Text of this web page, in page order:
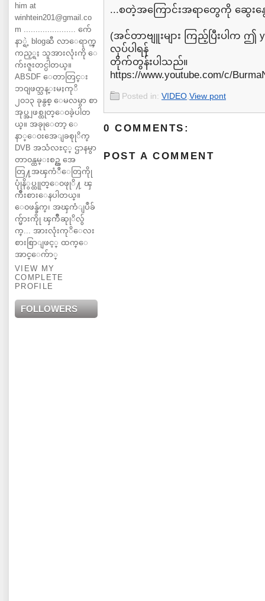
him at
winhtein201@gmail.co
m ...................... က်ေ
နာ္ရဲ့ blogဆီ လာေရာက္ၾ
ကည့္ရႈ သူအားလုံးကို ေ
က်းဇူးတင္ပါတယ္။
ABSDF ေတာတြင္း
ဘ၀ျဖတ္သန္းမႈကုိ
၂၀၁၃ ခုနွစ္ ေမလမွာ စာ
အုပ္အျဖစ္ထုတ္ေ၀ခဲ့ပါတ
ယ္။ အခုုေတာ့ ေ
နာ္ေ၀းအေျခစုုိက္
DVB အသံလႊင့္ ဌာနမွာ
တာ၀န္ထမ္းစဥ္က အေ
တြ႔အၾကံဳေတြကိုု
ပုုံနိွပ္ထုုတ္ေ၀ဖုုိ႔ ၾ
ကိဳးစားေနပါတယ္။
ေ၀ဖန္ခ်က္၊ အၾကံျပဳခ်
က္မ်ားကိုု ၾကိဳဆုုိလ်ွ
က္... အားလုံးကုိေလး
စားစြာျဖင့္ ထက္ေ
အာင္ေက်ာ္
VIEW MY
COMPLETE
PROFILE
FOLLOWERS
...စတဲ့အကြောင်းအရာတွေကို ဆွေးနွ
(အင်တာဗျူးများ ကြည့်ပြီးပါက ဤ
လုပ်ပါရန်
တိုက်တွန်းပါသည်။
https://www.youtube.com/c/
Posted in: VIDEO View pont
0 COMMENTS:
POST A COMMENT